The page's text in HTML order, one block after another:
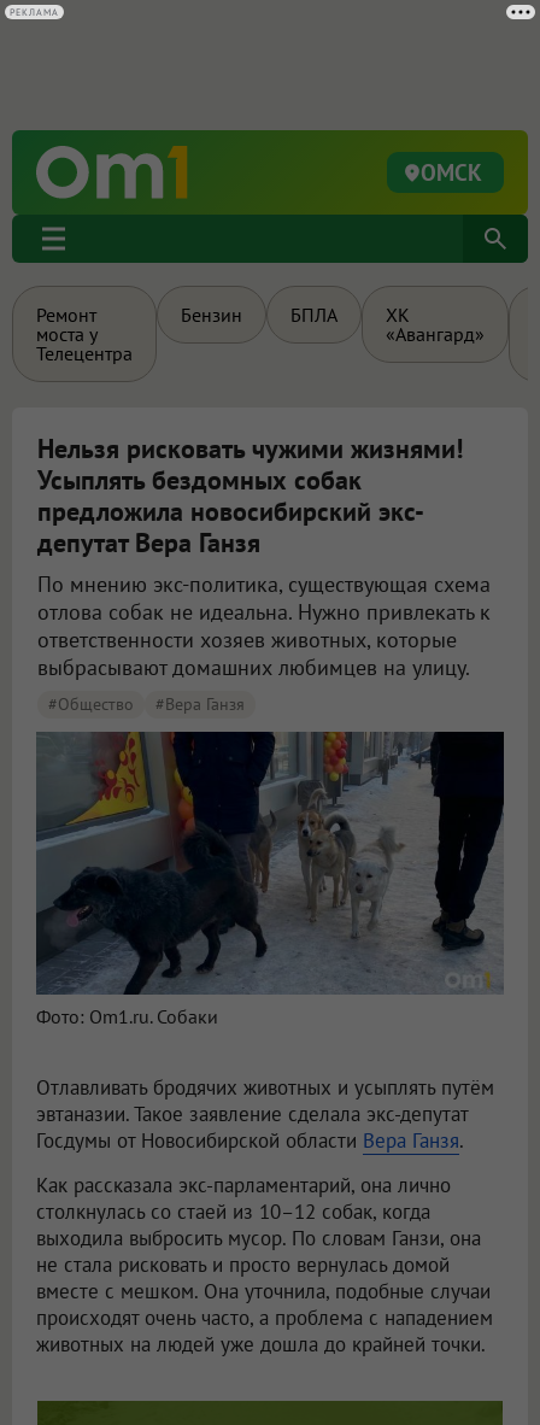
ОМСК
Ремонт
моста у
Телецентра
Бензин БПЛА
ХК
«Авангард»
Нельзя рисковать чужими жизнями!
Усыплять бездомных собак
предложила новосибирский экс-
депутат Вера Ганзя
По мнению экс-политика, существующая схема
отлова собак не идеальна. Нужно привлекать к
ответственности хозяев животных, которые
выбрасывают домашних любимцев на улицу.
#Общество #Вера Ганзя
Фото: Om1.ru. Собаки
Отлавливать бродячих животных и усыплять путём
эвтаназии. Такое заявление сделала экс-депутат
Госдумы от Новосибирской области Вера Ганзя.
Как рассказала экс-парламентарий, она лично
столкнулась со стаей из 10–12 собак, когда
выходила выбросить мусор. По словам Ганзи, она
не стала рисковать и просто вернулась домой
вместе с мешком. Она уточнила, подобные случаи
происходят очень часто, а проблема с нападением
животных на людей уже дошла до крайней точки.
РЕКЛАМА